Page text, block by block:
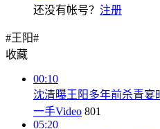
还没有帐号？ 注册
#王阳#
收藏
00:10
沈清曝王阳多年前杀青宴
一手Video 801
05:20